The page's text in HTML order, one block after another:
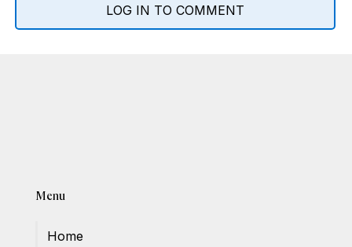
LOG IN TO COMMENT
Menu
Home